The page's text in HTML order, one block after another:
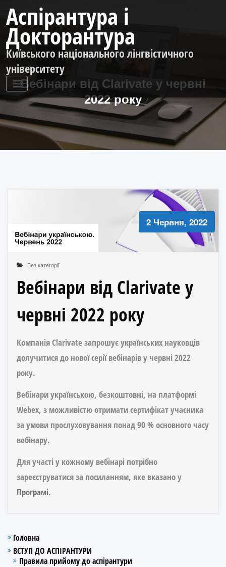
контенту
Аспірантура і
Докторантура
Київського національного лінгвістичного
університету
Вебінари від Clarivate у червні
2022 року
2 Червня, 2022
Без категорії
Вебінари від Clarivate у
червні 2022 року
Компанія Clarivate запрошує українських науковців
долучитися до нової серії вебінарів у червні 2022
року.
Вебінари українською, безкоштовні, на платформі
Webex, з можливістю отримати сертифікат учасника
за умови прослуховування понад 90 % основного часу
вебінару.
Для участі у кожному вебінарі потрібно
зареєструватися за посиланням, яке вказано у
Програмі.
Головна
ВСТУП ДО АСПІРАНТУРИ
Правила прийому до аспірантури